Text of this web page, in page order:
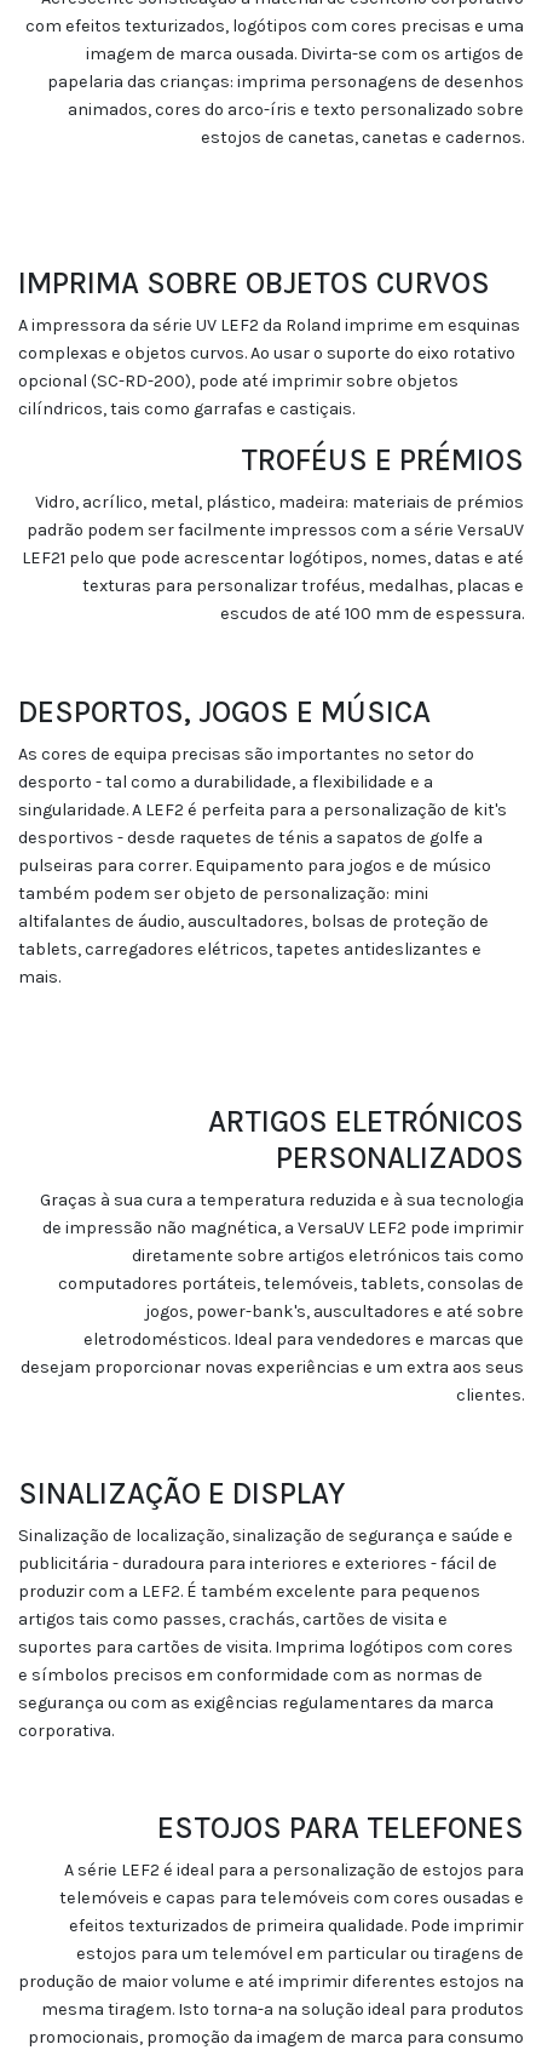
com efeitos texturizados, logótipos com cores precisas e uma
imagem de marca ousada. Divirta-se com os artigos de
papelaria das crianças: imprima personagens de desenhos
animados, cores do arco-íris e texto personalizado sobre
estojos de canetas, canetas e cadernos.
IMPRIMA SOBRE OBJETOS CURVOS
A impressora da série UV LEF2 da Roland imprime em esquinas
complexas e objetos curvos. Ao usar o suporte do eixo rotativo
opcional (SC-RD-200), pode até imprimir sobre objetos
cilíndricos, tais como garrafas e castiçais.
TROFÉUS E PRÉMIOS
Vidro, acrílico, metal, plástico, madeira: materiais de prémios
padrão podem ser facilmente impressos com a série VersaUV
LEF21 pelo que pode acrescentar logótipos, nomes, datas e até
texturas para personalizar troféus, medalhas, placas e
escudos de até 100 mm de espessura.
DESPORTOS, JOGOS E MÚSICA
As cores de equipa precisas são importantes no setor do
desporto - tal como a durabilidade, a flexibilidade e a
singularidade. A LEF2 é perfeita para a personalização de kit's
desportivos - desde raquetes de ténis a sapatos de golfe a
pulseiras para correr. Equipamento para jogos e de músico
também podem ser objeto de personalização: mini
altifalantes de áudio, auscultadores, bolsas de proteção de
tablets, carregadores elétricos, tapetes antideslizantes e
mais.
ARTIGOS ELETRÓNICOS
PERSONALIZADOS
Graças à sua cura a temperatura reduzida e à sua tecnologia
de impressão não magnética, a VersaUV LEF2 pode imprimir
diretamente sobre artigos eletrónicos tais como
computadores portáteis, telemóveis, tablets, consolas de
jogos, power-bank's, auscultadores e até sobre
eletrodomésticos. Ideal para vendedores e marcas que
desejam proporcionar novas experiências e um extra aos seus
clientes.
SINALIZAÇÃO E DISPLAY
Sinalização de localização, sinalização de segurança e saúde e
publicitária - duradoura para interiores e exteriores - fácil de
produzir com a LEF2. É também excelente para pequenos
artigos tais como passes, crachás, cartões de visita e
suportes para cartões de visita. Imprima logótipos com cores
e símbolos precisos em conformidade com as normas de
segurança ou com as exigências regulamentares da marca
corporativa.
ESTOJOS PARA TELEFONES
A série LEF2 é ideal para a personalização de estojos para
telemóveis e capas para telemóveis com cores ousadas e
efeitos texturizados de primeira qualidade. Pode imprimir
estojos para um telemóvel em particular ou tiragens de
produção de maior volume e até imprimir diferentes estojos na
mesma tiragem. Isto torna-a na solução ideal para produtos
promocionais, promoção da imagem de marca para consumo